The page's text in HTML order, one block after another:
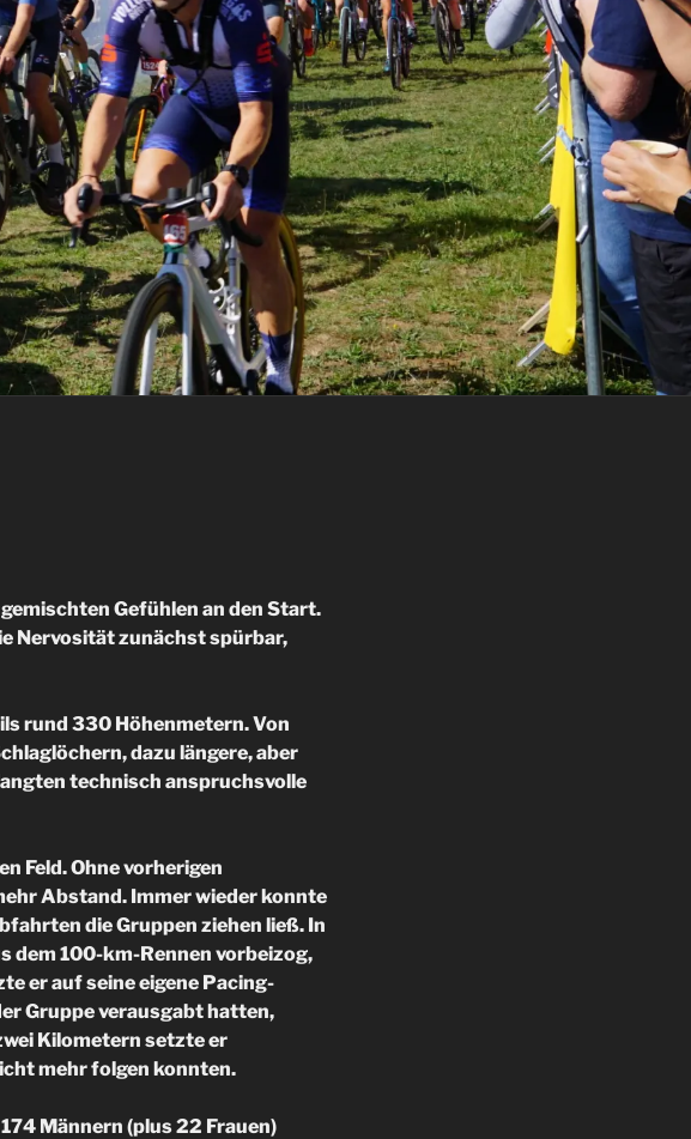
Gefühlen an den Start.
Nervosität zunächst spürbar,
rund 330 Höhenmetern. Von
dazu längere, aber
technisch anspruchsvolle
Feld. Ohne vorherigen
Abstand. Immer wieder konnte
die Gruppen ziehen ließ. In
dem 100-km-Rennen vorbeizog,
er auf seine eigene Pacing-
Gruppe verausgabt hatten,
Kilometern setzte er
mehr folgen konnten.
Männern (plus 22 Frauen)